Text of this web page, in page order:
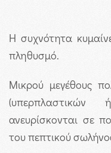
Η συχνότητα
πληθυσμό.
Μικρού μεγέθους
ανευρίσκονται σε
του πεπτικού